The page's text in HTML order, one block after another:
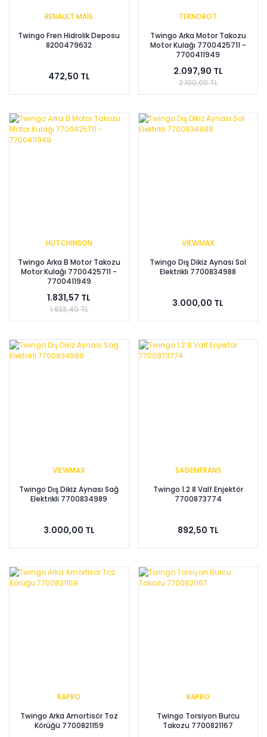
RENAULT MAİS
Twingo Fren Hidrolik Deposu
8200479632
472,50 TL
TEKNOROT
Twingo Arka Motor Takozu
Motor Kulağı 7700425711 -
7700411949
2.097,90 TL
2.100,00 TL
HUTCHINSON
Twingo Arka B Motor Takozu
Motor Kulağı 7700425711 -
7700411949
1.831,57 TL
1.833,40 TL
VİEWMAX
Twingo Dış Dikiz Aynası Sol
Elektrikli 7700834988
3.000,00 TL
VİEWMAX
Twingo Dış Dikiz Aynası Sağ
Elektrikli 7700834989
3.000,00 TL
SAGEMFRANS
Twingo 1.2 8 Valf Enjektör
7700873774
892,50 TL
RAPRO
Twingo Arka Amortisör Toz
Körüğü 7700821159
RAPRO
Twingo Torsiyon Burcu
Takozu 7700821167